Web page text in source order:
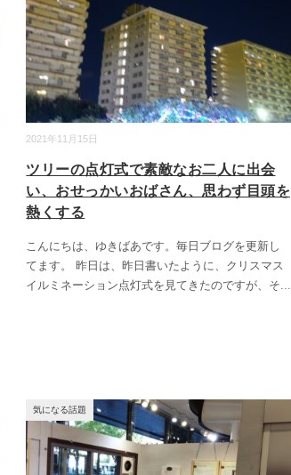
2021年11月15日
ツリーの点灯式で素敵なお二人に出会
い、おせっかいおばさん、思わず目頭を
熱くする
こんにちは、ゆきばあです。毎日ブログを更新し
てます。 昨日は、昨日書いたように、クリスマス
イルミネーション点灯式を見てきたのですが、そ...
気になる話題